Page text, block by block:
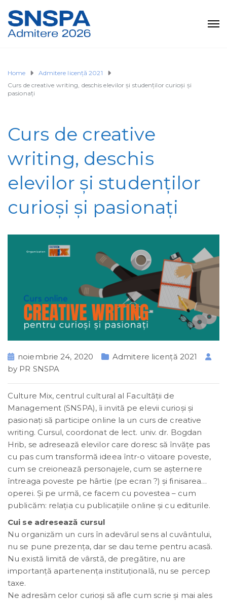
Home
Admitere licență 2021
Curs de creative writing, deschis elevilor și studenților curioși și
pasionați
Curs de creative
writing, deschis
elevilor și studenților
curioși și pasionați
noiembrie 24, 2020
Admitere licență 2021
by PR SNSPA
Culture Mix, centrul cultural al Facultății de
Management (SNSPA), îi invită pe elevii curioși și
pasionați să participe online la un curs de creative
writing. Cursul, coordonat de lect. univ. dr. Bogdan
Hrib, se adresează elevilor care doresc să învățe pas
cu pas cum transformă ideea într-o viitoare poveste,
cum se creionează personajele, cum se așternere
întreaga poveste pe hârtie (pe ecran ?) și finisarea…
operei. Și pe urmă, ce facem cu povestea – cum
publicăm: relația cu publicațiile online și cu editurile.
Cui se adresează cursul
Nu organizăm un curs în adevărul sens al cuvântului,
nu se pune prezența, dar se dau teme pentru acasă.
Nu există limită de vârstă, de pregătire, nu are
importanță apartenența instituțională, nu se percep
taxe.
Ne adresăm celor curioși să afle cum scrie și mai ales